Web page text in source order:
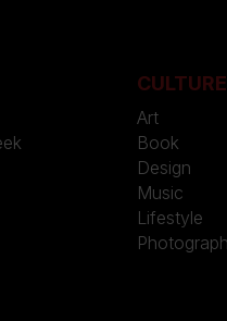
CULTURE
Art
Book
Design
Music
Lifestyle